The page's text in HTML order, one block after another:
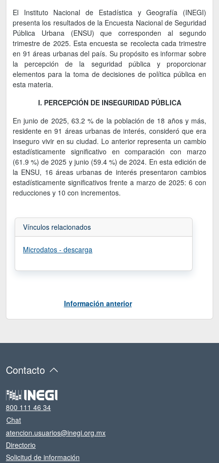
El Instituto Nacional de Estadística y Geografía (INEGI)
presenta los resultados de la Encuesta Nacional de Seguridad
Pública Urbana (ENSU) que corresponden al segundo
trimestre de 2025. Esta encuesta se recolecta cada trimestre
en 91 áreas urbanas del país. Su propósito es informar sobre
la percepción de la seguridad pública y proporcionar
elementos para la toma de decisiones de política pública en
esta materia.
I. PERCEPCIÓN DE INSEGURIDAD PÚBLICA
En junio de 2025, 63.2 % de la población de 18 años y más,
residente en 91 áreas urbanas de interés, consideró que era
inseguro vivir en su ciudad. Lo anterior representa un cambio
estadísticamente significativo en comparación con marzo
(61.9 %) de 2025 y junio (59.4 %) de 2024. En esta edición de
la ENSU, 16 áreas urbanas de interés presentaron cambios
estadísticamente significativos frente a marzo de 2025: 6 con
reducciones y 10 con incrementos.
Vínculos relacionados
Microdatos - descarga
Información anterior
Contacto
800 111 46 34
Chat
atencion.usuarios@inegi.org.mx
Directorio
Solicitud de información